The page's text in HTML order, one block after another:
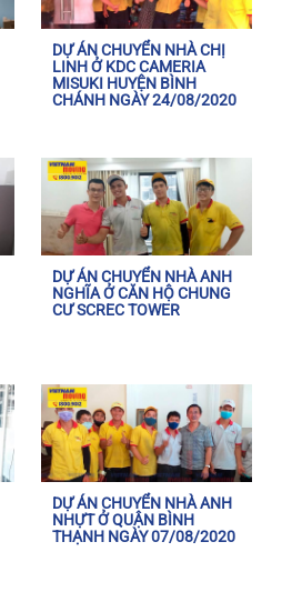
DỰ ÁN CHUYỂN NHÀ CHỊ
LINH Ở KDC CAMERIA
MISUKI HUYỆN BÌNH
CHÁNH NGÀY 24/08/2020
DỰ ÁN CHUYỂN NHÀ ANH
NGHĨA Ở CĂN HỘ CHUNG
CƯ SCREC TOWER
DỰ ÁN CHUYỂN NHÀ ANH
NHỰT Ở QUẬN BÌNH
THẠNH NGÀY 07/08/2020